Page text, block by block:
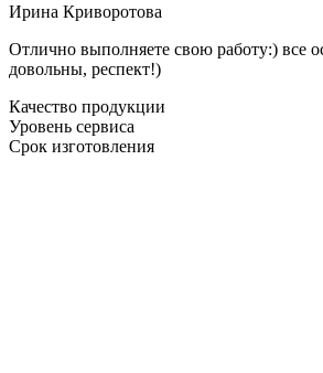
Ирина Криворотова
Отлично выполняете свою работу:) все
довольны, респект!)
Качество продукции
Уровень сервиса
Срок изготовления